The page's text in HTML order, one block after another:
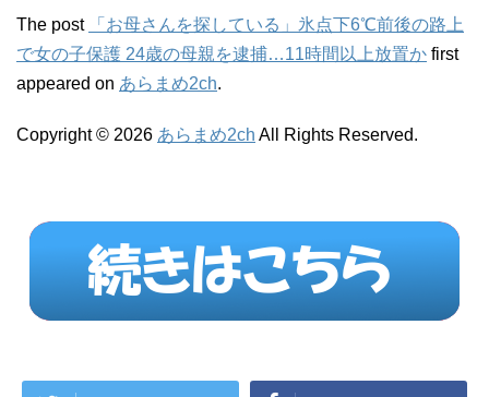
The post
「お母さんを探している」氷点下6℃前後の路上
で女の子保護 24歳の母親を逮捕…11時間以上放置か first
appeared on あらまめ2ch.
Copyright © 2026 あらまめ2ch All Rights Reserved.